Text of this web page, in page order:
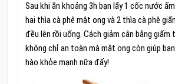
Sau khi ăn khoảng 3h bạn lấy 1 cốc nước
hai thìa cà phê mật ong và 2 thìa cà phê
đều lên rồi uống. Cách giảm cân bằng giấm
không chỉ an toàn mà mật ong còn giúp
hào khỏe mạnh nữa đấy!